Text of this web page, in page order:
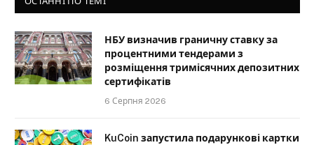
НБУ визначив граничну ставку за
процентними тендерами з
розміщення тримісячних депозитних
сертифікатів
6 Серпня 2026
KuCoin запустила подарункові картки